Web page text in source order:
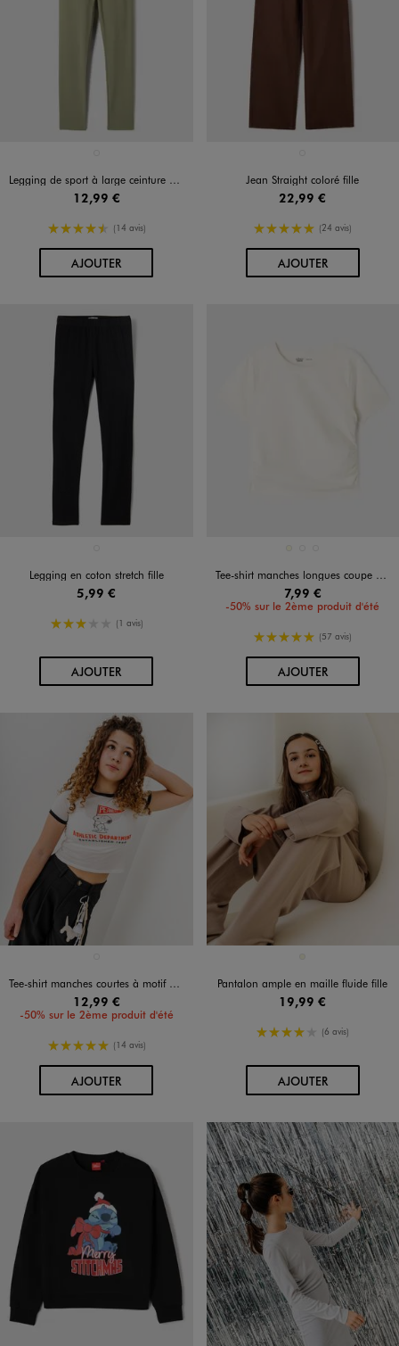
Legging de sport à large ceinture élastiquée fille
12,99 €
4.5/5 de moyenne
(14 avis)
AJOUTERAU PANIER
Jean Straight coloré fille
22,99 €
5/5 de moyenne
(24 avis)
AJOUTERAU PANIER
Legging en coton stretch fille
5,99 €
3/5 de moyenne
(1 avis)
AJOUTERAU PANIER
Tee-shirt manches longues coupe courte avec devant froncé fille
7,99 €
-50% sur le 2ème produit d'été
5/5 de moyenne
(57 avis)
AJOUTERAU PANIER
Tee-shirt manches courtes à motif Snoopy fille - Peanuts
12,99 €
-50% sur le 2ème produit d'été
5/5 de moyenne
(14 avis)
AJOUTERAU PANIER
Pantalon ample en maille fluide fille
19,99 €
4/5 de moyenne
(6 avis)
AJOUTERAU PANIER